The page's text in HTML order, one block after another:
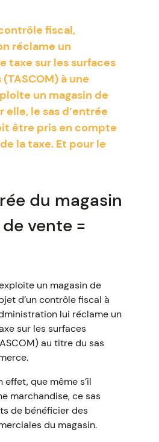
fiscal,
réclame un
taxe sur les surfaces
à une
un magasin de
elle, le sas d’entrée
être pris en compte
la taxe. Et pour le
du magasin
vente =
un magasin de
d’un contrôle fiscal à
lui réclame un
sur les surfaces
au titre du sas
effet, que même s’il
marchandise, ce sas
de bénéficier des
du magasin.